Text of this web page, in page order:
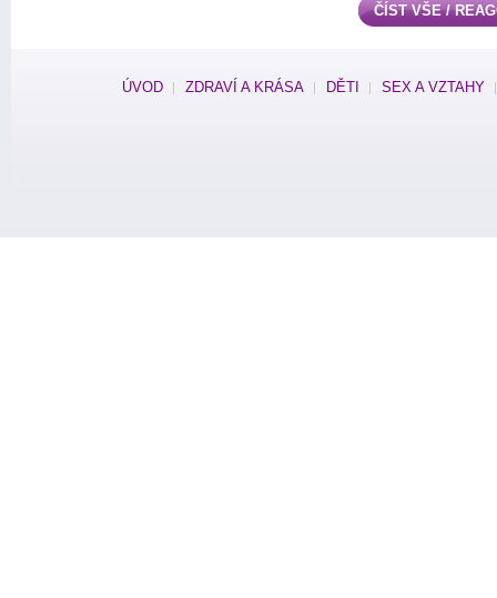
ČÍST VŠE /
ÚVOD ZDRAVÍ A KRÁSA DĚTI SEX A VZTAHY